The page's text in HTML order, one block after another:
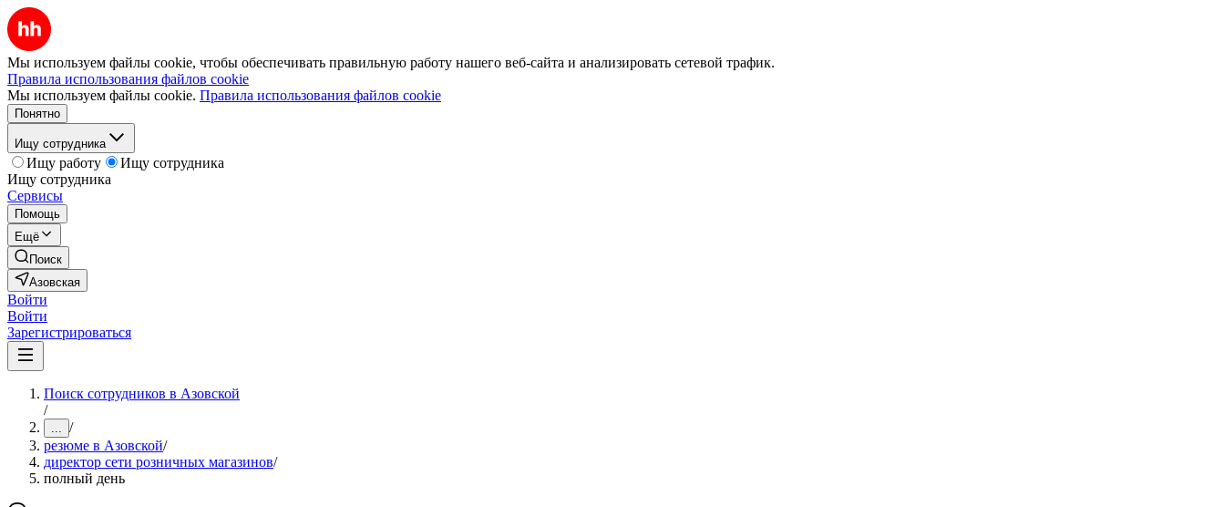
Мы используем файлы cookie, чтобы обеспечивать правильную работу нашего веб-сайта и анализировать сетевой трафик.
Правила использования файлов cookie
Мы используем файлы cookie. Правила использования файлов cookie
Понятно
Ищу сотрудника
Ищу работу
Ищу сотрудника
Ищу сотрудника
Сервисы
Помощь
Ещё
Поиск
Азовская
Войти
Войти
Зарегистрироваться
Поиск сотрудников в Азовской
/
... /
резюме в Азовской/
директор сети розничных магазинов/
полный день